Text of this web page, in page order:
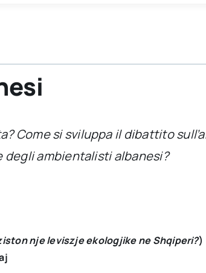
Come si sviluppa il dibattito
degli ambientalisti albanesi?
nje leviszje ekologjike ne Shqiperi?)